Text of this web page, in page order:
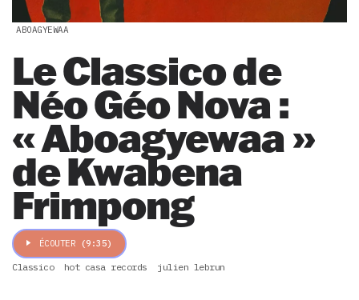
ABOAGYEWAA
Le Classico de
Néo Géo Nova :
« Aboagyewaa »
de Kwabena
Frimpong
ÉCOUTER (9:35)
Classico hot casa records julien lebrun